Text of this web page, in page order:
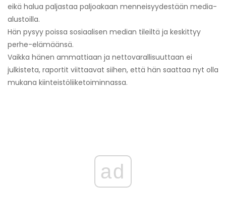
eikä halua paljastaa paljoakaan menneisyydestään media-
alustoilla.
Hän pysyy poissa sosiaalisen median tileiltä ja keskittyy
perhe-elämäänsä.
Vaikka hänen ammattiaan ja nettovarallisuuttaan ei
julkisteta, raportit viittaavat siihen, että hän saattaa nyt olla
mukana kiinteistöliiketoiminnassa.
ad